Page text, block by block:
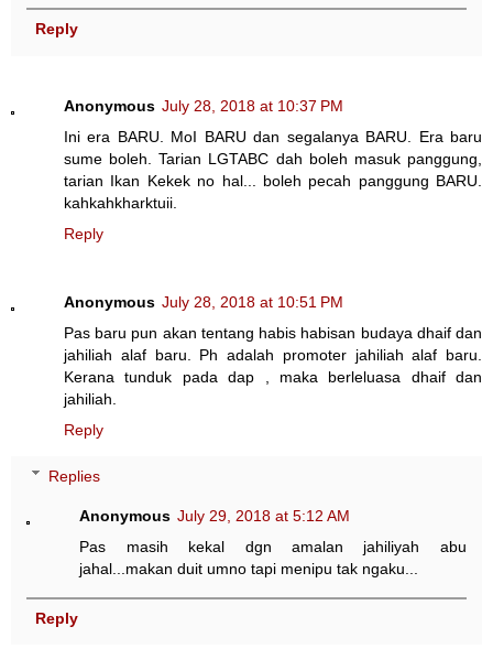
Reply
Anonymous July 28, 2018 at 10:37 PM
Ini era BARU. MoI BARU dan segalanya BARU. Era baru
sume boleh. Tarian LGTABC dah boleh masuk panggung,
tarian Ikan Kekek no hal... boleh pecah panggung BARU.
kahkahkharktuii.
Reply
Anonymous July 28, 2018 at 10:51 PM
Pas baru pun akan tentang habis habisan budaya dhaif dan
jahiliah alaf baru. Ph adalah promoter jahiliah alaf baru.
Kerana tunduk pada dap , maka berleluasa dhaif dan
jahiliah.
Reply
Replies
Anonymous July 29, 2018 at 5:12 AM
Pas masih kekal dgn amalan jahiliyah abu
jahal...makan duit umno tapi menipu tak ngaku...
Reply